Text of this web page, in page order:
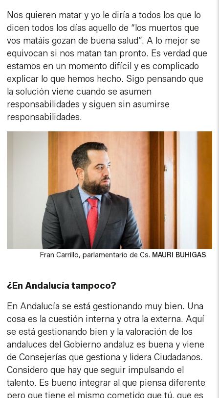
Nos quieren matar y yo le diría a todos los que lo
dicen todos los días aquello de “los muertos que
vos matáis gozan de buena salud”. A lo mejor se
equivocan si nos matan tan pronto. Es verdad que
estamos en un momento difícil y es complicado
explicar lo que hemos hecho. Sigo pensando que
la solución viene cuando se asumen
responsabilidades y siguen sin asumirse
responsabilidades.
Fran Carrillo, parlamentario de Cs. MAURI BUHIGAS
¿En Andalucía tampoco?
En Andalucía se está gestionando muy bien. Una
cosa es la cuestión interna y otra la externa. Aquí
se está gestionando bien y la valoración de los
andaluces del Gobierno andaluz es buena y viene
de Consejerías que gestiona y lidera Ciudadanos.
Considero que hay que seguir impulsando el
talento. Es bueno integrar al que piensa diferente
pero que tiene el mismo cometido que tú, que es